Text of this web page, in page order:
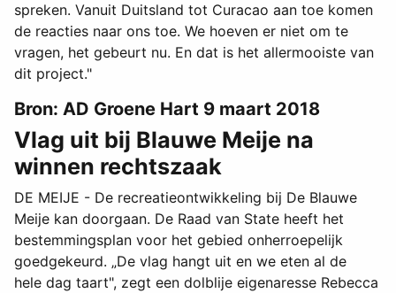
spreken. Vanuit Duitsland tot Curacao aan toe komen
de reacties naar ons toe. We hoeven er niet om te
vragen, het gebeurt nu. En dat is het allermooiste van
dit project."
Bron: AD Groene Hart 9 maart 2018
Vlag uit bij Blauwe Meije na
winnen rechtszaak
DE MEIJE - De recreatieontwikkeling bij De Blauwe
Meije kan doorgaan. De Raad van State heeft het
bestemmingsplan voor het gebied onherroepelijk
goedgekeurd. „De vlag hangt uit en we eten al de
hele dag taart", zegt een dolblije eigenaresse Rebecca